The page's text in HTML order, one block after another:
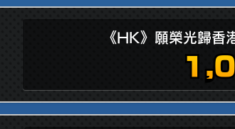
《HK》願榮光歸香